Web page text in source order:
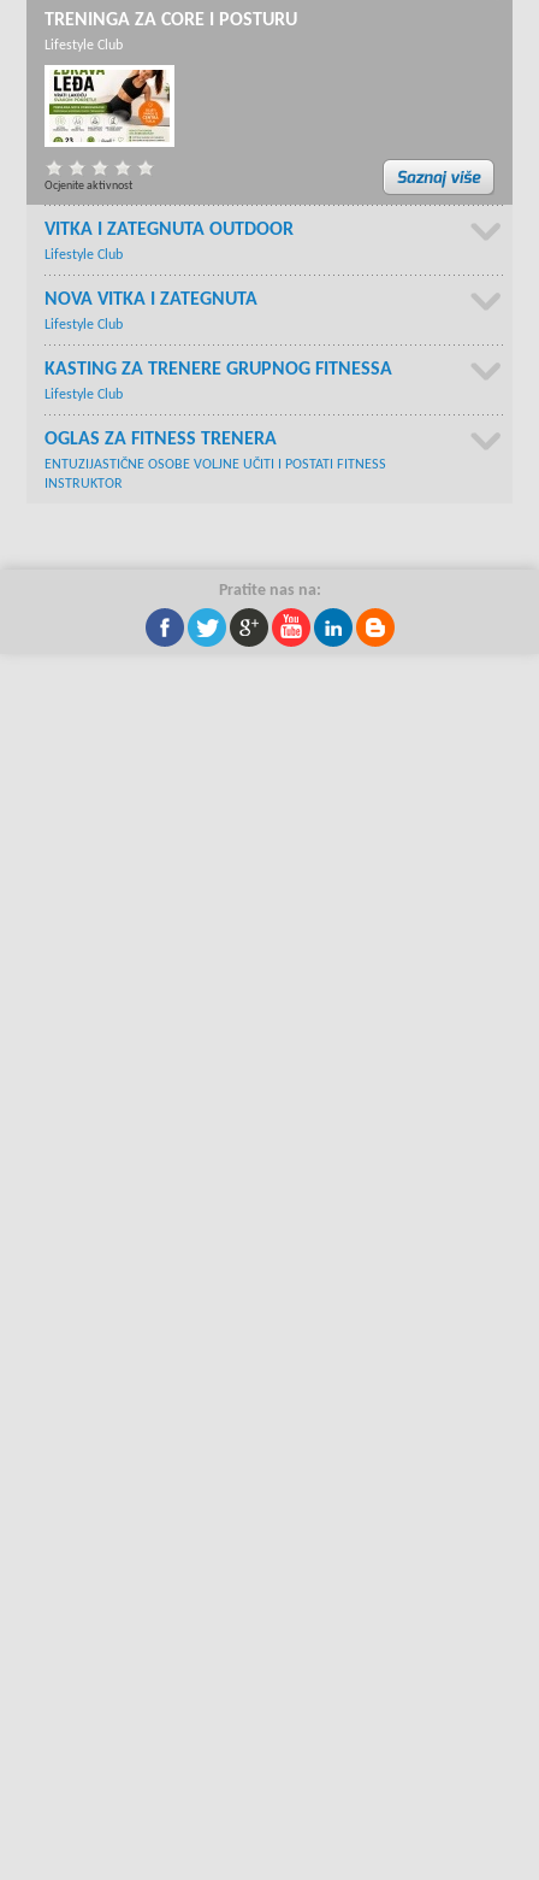
TRENINGA ZA CORE I POSTURU
Lifestyle Club
Ocjenite aktivnost
VITKA I ZATEGNUTA OUTDOOR
Lifestyle Club
NOVA VITKA I ZATEGNUTA
Lifestyle Club
KASTING ZA TRENERE GRUPNOG FITNESSA
Lifestyle Club
OGLAS ZA FITNESS TRENERA
ENTUZIJASTIČNE OSOBE VOLJNE UČITI I POSTATI FITNESS
INSTRUKTOR
Pratite nas na: